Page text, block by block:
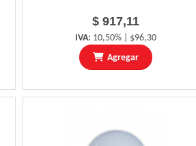
$ 917,11
IVA: 10,50% | $96,30
Agregar